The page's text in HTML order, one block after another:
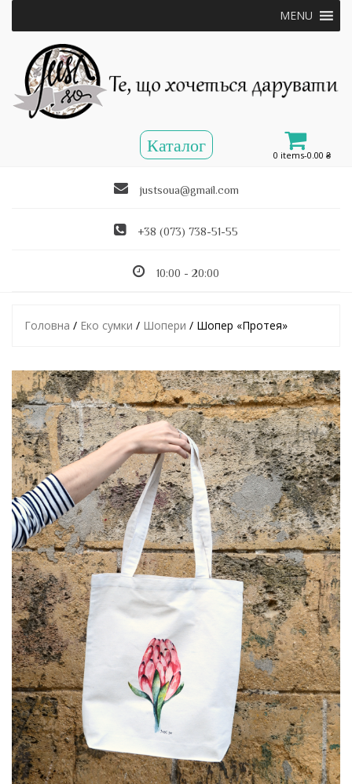
MENU
0 items-0.00₴
justsoua@gmail.com
+38 (073) 738-51-55
10:00 - 20:00
Головна / Еко сумки / Шопери / Шопер «Протея»